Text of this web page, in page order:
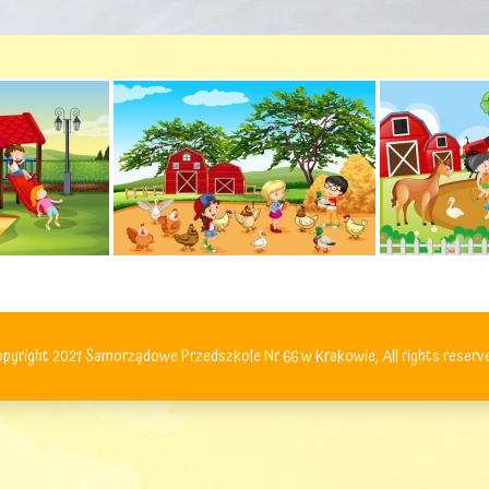
2021 Samorządowe Przedszkole Nr 66 w Krakowie, All rights